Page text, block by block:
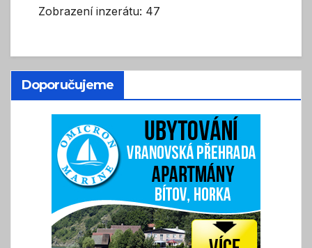
Zobrazení inzerátu: 47
Doporučujeme